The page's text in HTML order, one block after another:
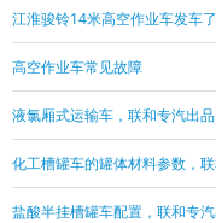
江淮骏铃14米高空作业车发车了
高空作业车常见故障
液氯厢式运输车，联和专汽出品
化工槽罐车的罐体材料参数，
盐酸半挂槽罐车配置，联和专